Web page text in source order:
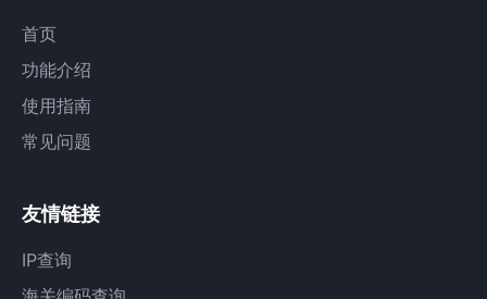
首页
功能介绍
使用指南
常见问题
友情链接
IP查询